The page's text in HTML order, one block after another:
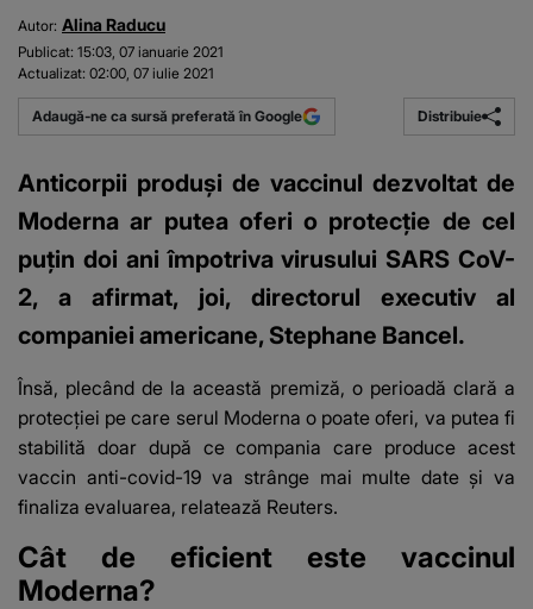
Autor: Alina Raducu
Publicat: 15:03, 07 ianuarie 2021
Actualizat: 02:00, 07 iulie 2021
Adaugă-ne ca sursă preferată în Google Distribuie
Anticorpii produși de vaccinul dezvoltat de
Moderna ar putea oferi o protecție de cel
puțin doi ani împotriva virusului SARS CoV-
2, a afirmat, joi, directorul executiv al
companiei americane, Stephane Bancel.
Însă, plecând de la această premiză, o perioadă clară a
protecției pe care serul Moderna o poate oferi, va putea fi
stabilită doar după ce compania care produce acest
vaccin anti-covid-19 va strânge mai multe date și va
finaliza evaluarea, relatează Reuters.
Cât de eficient este vaccinul
Moderna?